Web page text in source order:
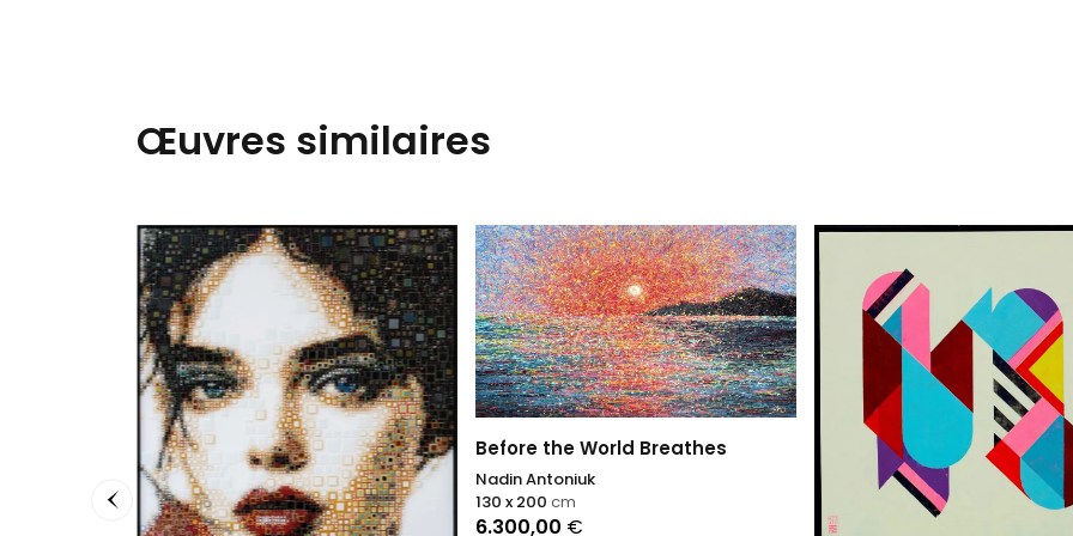
Œuvres similaires
Before the World Breathes
Nadin Antoniuk
6.300,00 €
130 x 200 cm